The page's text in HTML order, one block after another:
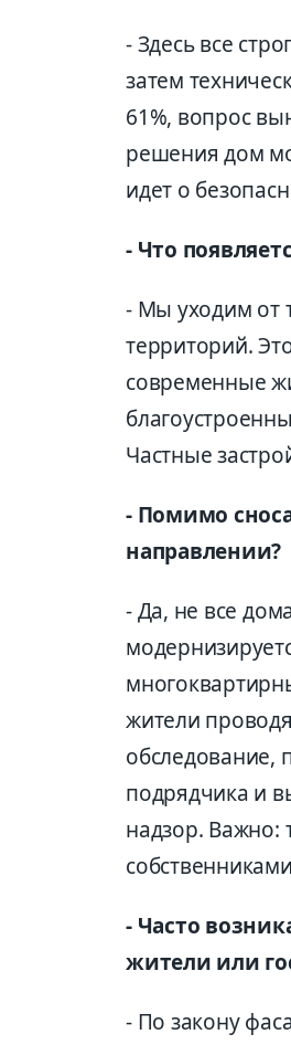
- Здесь все
затем
61%, вопрос
решения дом
идет о
- Что
- Мы уходим от
территорий.
современные
Частные
- Помимо
направлении?
- Да, не все
жители
обследование,
подрядчика и
надзор. Важно:
- Часто
жители или
- По закону